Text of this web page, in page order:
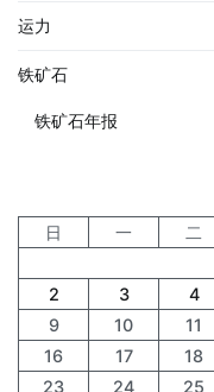
运力
铁矿石
铁矿石年报
日
一 二
2
3 4
9
10 11
16
17 18
23
24 25